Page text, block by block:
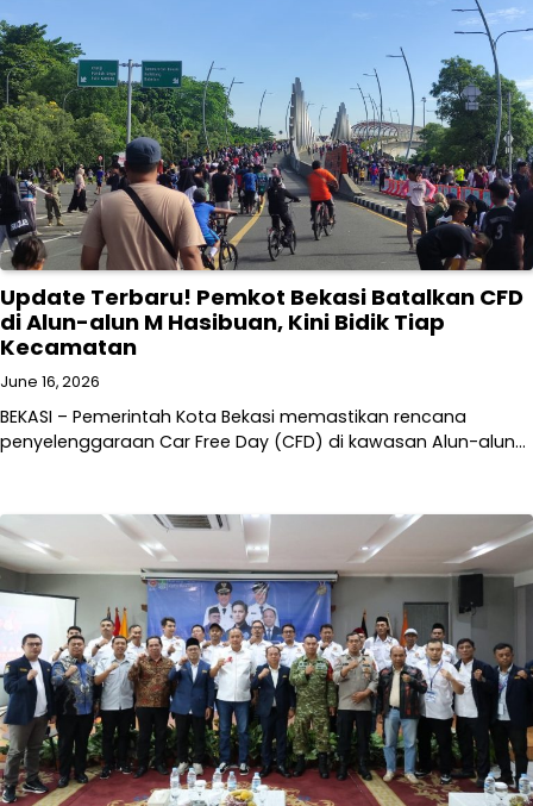
Update Terbaru! Pemkot Bekasi Batalkan CFD
di Alun-alun M Hasibuan, Kini Bidik Tiap
Kecamatan
June 16, 2026
BEKASI – Pemerintah Kota Bekasi memastikan rencana
penyelenggaraan Car Free Day (CFD) di kawasan Alun-alun…